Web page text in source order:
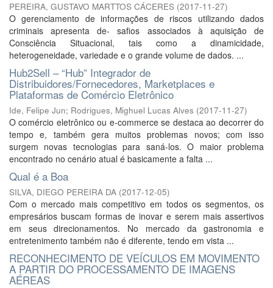
PEREIRA, GUSTAVO MARTTOS CÁCERES (2017-11-27)
O gerenciamento de informações de riscos utilizando dados
criminais apresenta de- safios associados à aquisição de
Consciência Situacional, tais como a dinamicidade,
heterogeneidade, variedade e o grande volume de dados. ...
Hub2Sell – “Hub” Integrador de
Distribuidores/Fornecedores, Marketplaces e
Plataformas de Comércio Eletrônico
Ide, Felipe Jun; Rodrigues, Mighuel Lucas Alves (2017-11-27)
O comércio eletrônico ou e-commerce se destaca ao decorrer do
tempo e, também gera muitos problemas novos; com isso
surgem novas tecnologias para saná-los. O maior problema
encontrado no cenário atual é basicamente a falta ...
Qual é a Boa
SILVA, DIEGO PEREIRA DA (2017-12-05)
Com o mercado mais competitivo em todos os segmentos, os
empresários buscam formas de inovar e serem mais assertivos
em seus direcionamentos. No mercado da gastronomia e
entretenimento também não é diferente, tendo em vista ...
RECONHECIMENTO DE VEÍCULOS EM MOVIMENTO
A PARTIR DO PROCESSAMENTO DE IMAGENS
AÉREAS